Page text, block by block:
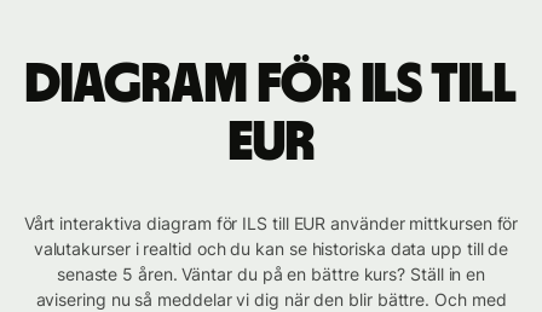
Diagram för ILS till
EUR
Vårt interaktiva diagram för ILS till EUR använder mittkursen för
valutakurser i realtid och du kan se historiska data upp till de
senaste 5 åren. Väntar du på en bättre kurs? Ställ in en
avisering nu så meddelar vi dig när den blir bättre. Och med